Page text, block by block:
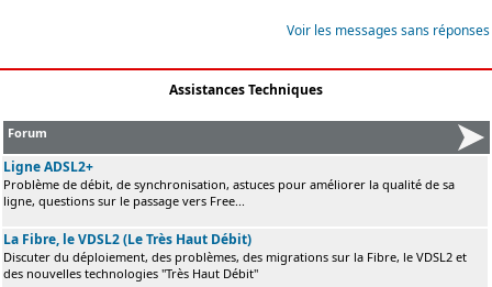
Voir les messages sans réponses
Assistances Techniques
Forum
Ligne ADSL2+
Problème de débit, de synchronisation, astuces pour améliorer la qualité de sa
ligne, questions sur le passage vers Free...
La Fibre, le VDSL2 (Le Très Haut Débit)
Discuter du déploiement, des problèmes, des migrations sur la Fibre, le VDSL2 et
des nouvelles technologies "Très Haut Débit"